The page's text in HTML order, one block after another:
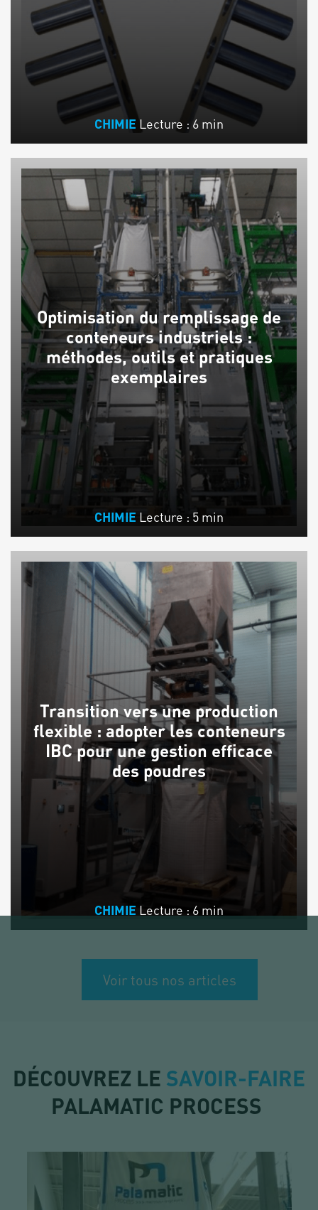
CHIMIE Lecture : 6 min
Optimisation du remplissage de
conteneurs industriels :
méthodes, outils et pratiques
exemplaires
CHIMIE Lecture : 5 min
Transition vers une production
flexible : adopter les conteneurs
IBC pour une gestion efficace
des poudres
CHIMIE Lecture : 6 min
Voir tous nos articles
DÉCOUVREZ LE SAVOIR-FAIRE
PALAMATIC PROCESS